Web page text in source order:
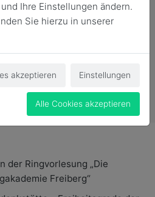
Veranstaltung
der Ringvorlesung „Die
Freiberg“
Ihre Einstellungen ändern.
Sie hierzu in unserer
akzeptieren Einstellungen
Alle Cookies akzeptieren